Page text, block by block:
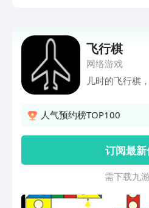
的。
飞行棋
网络游戏
儿时的飞行棋
人气预约榜TOP100
订阅最新
需 下 载 九